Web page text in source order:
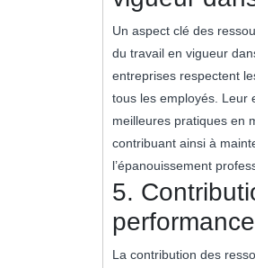
Un aspect clé des
du travail en vigueur
entreprises respectent
tous les employés. Leur
meilleures pratiques en
contribuant ainsi à
l’épanouissement
5.
La contribution des